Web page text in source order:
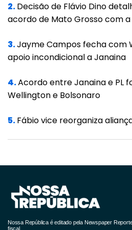
Ricardo, que abriu as
Contas para nos receber.
determinada pelo
As Categorias dos ACS e
Constituição e
cumprir nossos direitos
estadual e municipal”,
no ano passado uma
conquistas de ambas as
Regulatório que unificou o
2.Decisão de Flávio Dino
acordo de Mato Grosso com a
3.Jayme Campos fecha com
apoio incondicional a Janaina
4.Acordo entre Janaina e PL
Wellington e Bolsonaro
5.Fábio vice reorganiza
Nossa República é editado pela Newspaper
fiscal